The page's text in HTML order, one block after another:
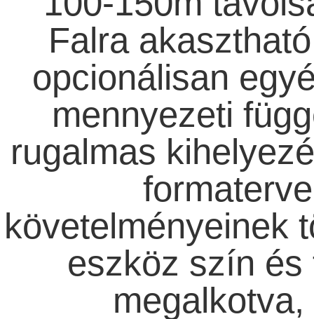
Falra
opcionálisan
mennyezeti
rugalmas
követelményeinek
eszköz szín és